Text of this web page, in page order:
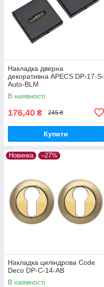
Накладка дверна
декоративна APECS DP-17-S-
Auto-BLM
В наявності
176,40 ₴ 245 ₴
Купити
Новинка –27%
Накладка циліндрова Code
Deco DP-C-14-AB
В наявності